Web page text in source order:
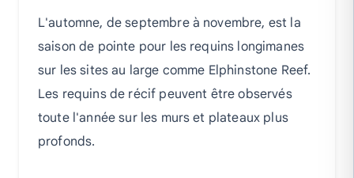
L'automne, de septembre à novembre, est la
saison de pointe pour les requins longimanes
sur les sites au large comme Elphinstone Reef.
Les requins de récif peuvent être observés
toute l'année sur les murs et plateaux plus
profonds.